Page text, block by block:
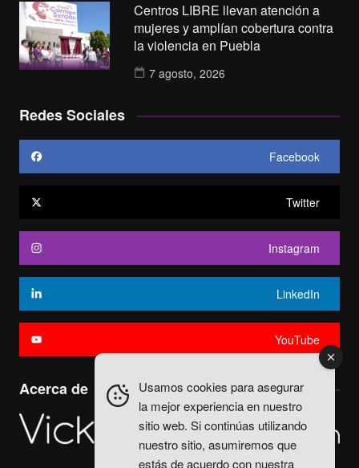
Centros LIBRE llevan atención a
mujeres y amplían cobertura contra
la violencia en Puebla
7 agosto, 2026
Redes Sociales
Facebook
Twitter
Instagram
LinkedIn
YouTube
Acerca de
Usamos cookies para asegurar
la mejor experiencia en nuestro
sitio web. Si continúas utilizando
nuestro sitio, asumiremos que
estás de acuerdo con nuestra